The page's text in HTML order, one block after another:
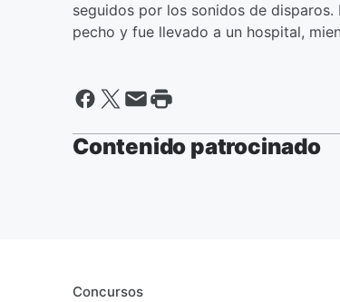
seguidos por los sonidos de
pecho y fue llevado a un hospital,
Contenido patrocinado
Concursos